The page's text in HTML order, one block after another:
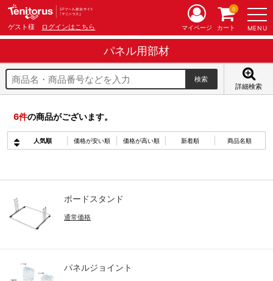
ゲスト様 ログインはこちら MENU
マイページ カート
0
パネル用部材
詳細検索
6件の商品がございます。
人気順 価格が安い順 価格が高い順 新着順 商品名順
ボードスタンド
通常価格
パネルジョイント